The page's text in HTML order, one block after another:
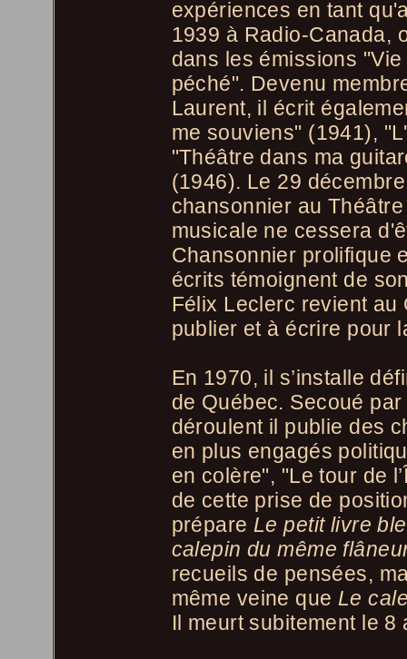
expériences en tant
1939 à Radio-Canada,
dans les émissions
péché". Devenu
Laurent, il écrit
me souviens" (1941),
"Théâtre dans ma
(1946). Le 29
chansonnier au
musicale ne cessera
Chansonnier prolifique
écrits témoignent de
Félix Leclerc revient
publier et à écrire pour
En 1970, il s’installe
de Québec. Secoué
déroulent il publie des
en plus engagés
en colère", "Le tour de
de cette prise de
prépare Le petit livre
calepin du même
recueils de pensées,
même veine que Le
Il meurt subitement le 8